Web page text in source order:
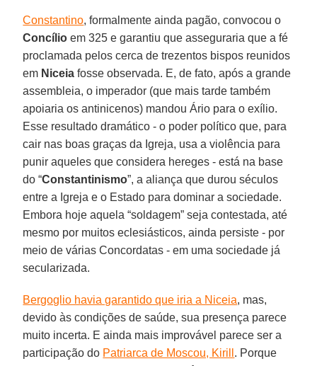
Constantino, formalmente ainda pagão, convocou o
Concílio em 325 e garantiu que asseguraria que a fé
proclamada pelos cerca de trezentos bispos reunidos
em Niceia fosse observada. E, de fato, após a grande
assembleia, o imperador (que mais tarde também
apoiaria os antinicenos) mandou Ário para o exílio.
Esse resultado dramático - o poder político que, para
cair nas boas graças da Igreja, usa a violência para
punir aqueles que considera hereges - está na base
do “Constantinismo”, a aliança que durou séculos
entre a Igreja e o Estado para dominar a sociedade.
Embora hoje aquela “soldagem” seja contestada, até
mesmo por muitos eclesiásticos, ainda persiste - por
meio de várias Concordatas - em uma sociedade já
secularizada.
Bergoglio havia garantido que iria a Niceia, mas,
devido às condições de saúde, sua presença parece
muito incerta. E ainda mais improvável parece ser a
participação do Patriarca de Moscou, Kirill . Porque